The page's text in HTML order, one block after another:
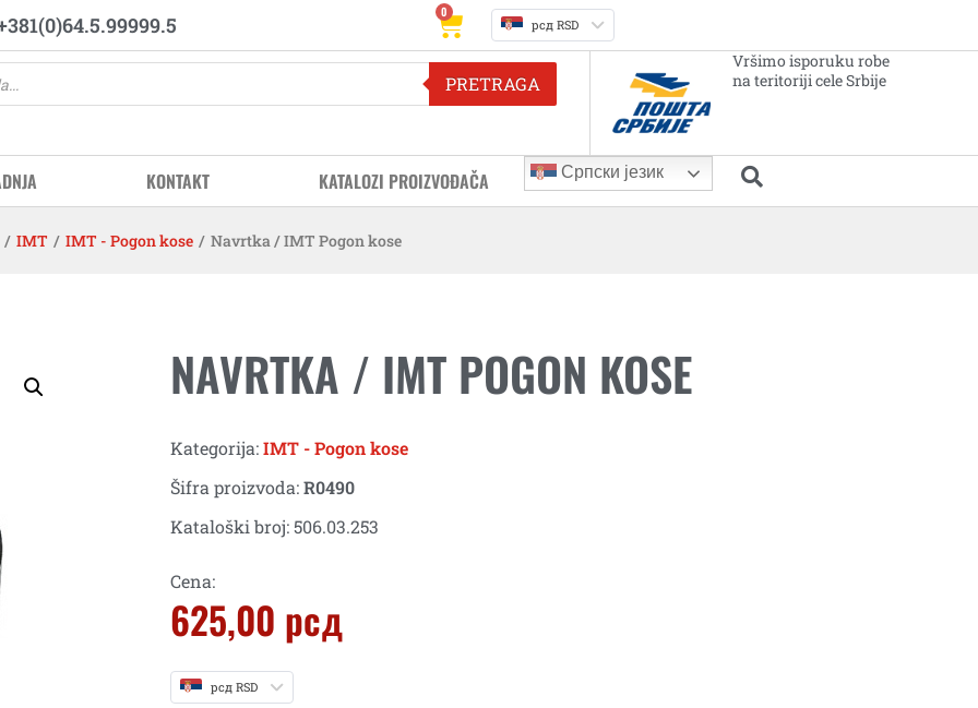
0
рсд RSD
PRETRAGA
Vršimo isporuku robe
na teritoriji cele Srbije
KONTAKT KATALOZI PROIZVOĐAČA Српски језик
/ IMT / IMT - Pogon kose / Navrtka / IMT Pogon kose
NAVRTKA / IMT POGON KOSE
Kategorija:IMT - Pogon kose
Šifra proizvoda:R0490
Kataloški broj: 506.03.253
Cena:
625,00 рсд
рсд RSD